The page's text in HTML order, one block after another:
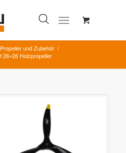
Propeller und Zubehör /
26×26 Holzpropeller